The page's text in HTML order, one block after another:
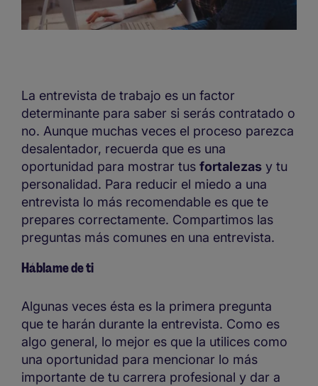
La entrevista de trabajo es un factor
determinante para saber si serás contratado o
no. Aunque muchas veces el proceso parezca
desalentador, recuerda que es una
oportunidad para mostrar tus fortalezas y tu
personalidad. Para reducir el miedo a una
entrevista lo más recomendable es que te
prepares correctamente. Compartimos las
preguntas más comunes en una entrevista.
Háblame de ti
Algunas veces ésta es la primera pregunta
que te harán durante la entrevista. Como es
algo general, lo mejor es que la utilices como
una oportunidad para mencionar lo más
importante de tu carrera profesional y dar a